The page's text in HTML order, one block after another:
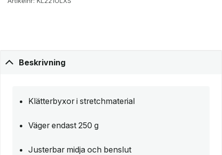
Beskrivning
Klätterbyxor i stretchmaterial
Väger endast 250 g
Justerbar midja och benslut